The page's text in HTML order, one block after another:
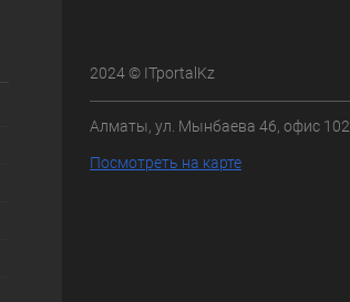
2024 © ITportalKz
Алматы, ул. Мынбаева 46, офис 102
Посмотреть на карте